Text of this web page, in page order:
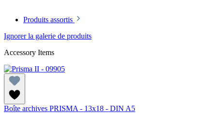
Produits assortis
Ignorer la galerie de produits
Accessory Items
Boîte archives PRISMA - 13x18 - DIN A5